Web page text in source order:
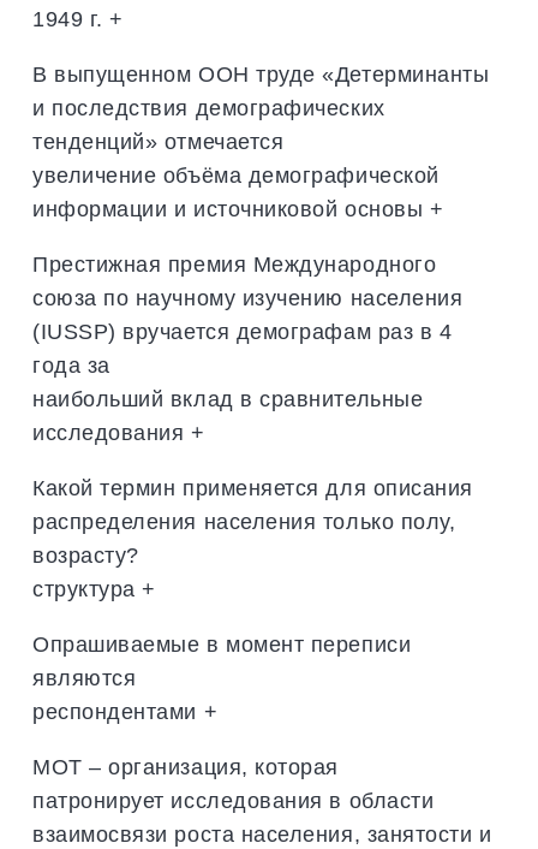
1949 г. +
В выпущенном ООН труде «Детерминанты
и последствия демографических
тенденций» отмечается
увеличение объёма демографической
информации и источниковой основы +
Престижная премия Международного
союза по научному изучению населения
(IUSSР) вручается демографам раз в 4
года за
наибольший вклад в сравнительные
исследования +
Какой термин применяется для описания
распределения населения только полу,
возрасту?
структура +
Опрашиваемые в момент переписи
являются
респондентами +
МОТ – организация, которая
патронирует исследования в области
взаимосвязи роста населения, занятости и